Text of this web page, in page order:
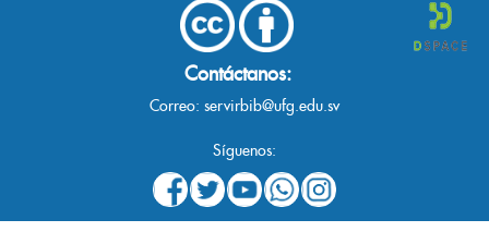
Contáctanos:
Correo: servirbib@ufg.edu.sv
Síguenos: